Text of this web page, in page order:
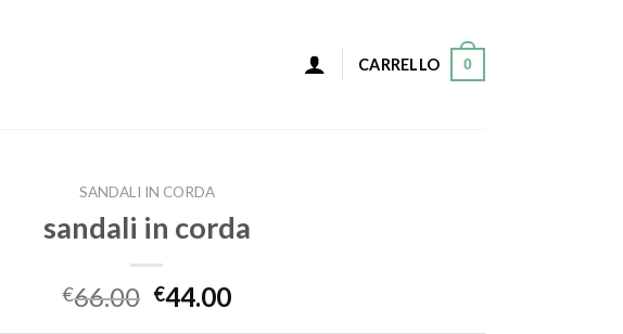
CARRELLO 0
SANDALI IN CORDA
sandali in corda
€66.00 €44.00